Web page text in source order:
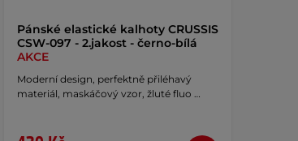
Pánské elastické kalhoty CRUSSIS
CSW-097 - 2.jakost - černo-bílá
AKCE
Moderní design, perfektně přiléhavý
materiál, maskáčový vzor, žluté fluo …